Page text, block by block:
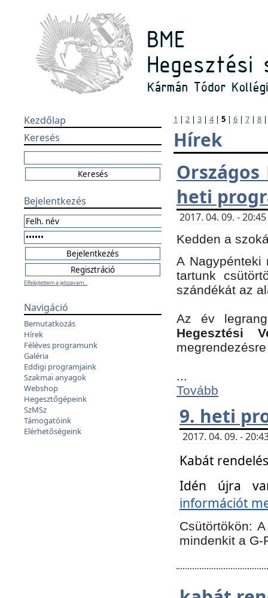
Kezdőlap
Keresés
Bejelentkezés
Elfelejtettem a jelszavam...
Navigáció
Bemutatkozás
Hírek
Féléves programunk
Galéria
Eddigi programjaink
Szakmai anyagok
Webshop
Hegesztőgépeink
SzMSz
Támogatóink
Elérhetőségeink
1 | 2 | 3 | 4| 5 | 6 | 7 | 8
Hírek
Országos
heti
2017. 04. 09. -
Kedden a
A Nagypénteki
tartunk
szándékát az
Az év
Hegesztési
...
Tovább
9. heti
2017. 04. 09. -
Kabát
Idén újra
információt
Csütörtökön:A
mindenkit a G-